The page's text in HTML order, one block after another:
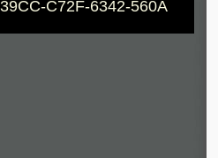
39CC-C72F-6342-560A